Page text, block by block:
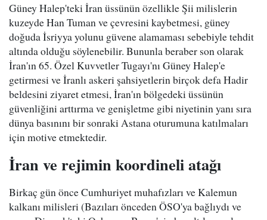
Güney Halep'teki İran üssünün özellikle Şii milislerin
kuzeyde Han Tuman ve çevresini kaybetmesi, güney
doğuda İsriyya yolunu güvene alamaması sebebiyle tehdit
altında olduğu söylenebilir. Bununla beraber son olarak
İran'ın 65. Özel Kuvvetler Tugayı'nı Güney Halep'e
getirmesi ve İranlı askeri şahsiyetlerin birçok defa Hadir
beldesini ziyaret etmesi, İran'ın bölgedeki üssünün
güvenliğini arttırma ve genişletme gibi niyetinin yanı sıra
dünya basınını bir sonraki Astana oturumuna katılmaları
için motive etmektedir.
İran ve rejimin koordineli atağı
Birkaç gün önce Cumhuriyet muhafızları ve Kalemun
kalkanı milisleri (Bazıları önceden ÖSO'ya bağlıydı ve